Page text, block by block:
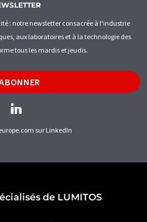
: notre newsletter consacrée à l'industrie
aux laboratoires et à la technologie des
tous les mardis et jeudis.
sur LinkedIn
de LUMITOS